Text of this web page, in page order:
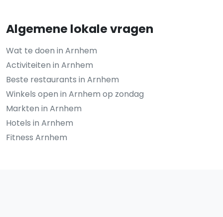
Algemene lokale vragen
Wat te doen in Arnhem
Activiteiten in Arnhem
Beste restaurants in Arnhem
Winkels open in Arnhem op zondag
Markten in Arnhem
Hotels in Arnhem
Fitness Arnhem